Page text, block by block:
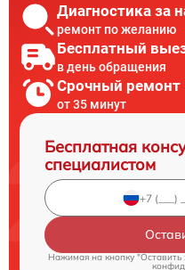
Диагностика за
ремонт по желанию
Бесплатный
в день обращения
Срочный ремонт
от 35 минут
Бесплатная
специалистом
Нажимая на кнопку